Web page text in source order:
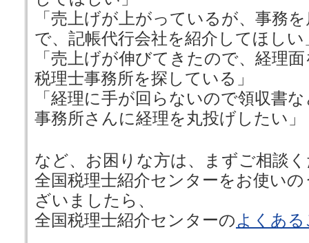
「売上げが上がっているが、事務
で、記帳代行会社を紹介してほしい
「売上げが伸びてきたので、経理
税理士事務所を探している」
「経理に手が回らないので領収書
事務所さんに経理を丸投げしたい」
など、お困りな方は、まずご相談
全国税理士紹介センターをお使い
ざいましたら、
全国税理士紹介センターのよくあ